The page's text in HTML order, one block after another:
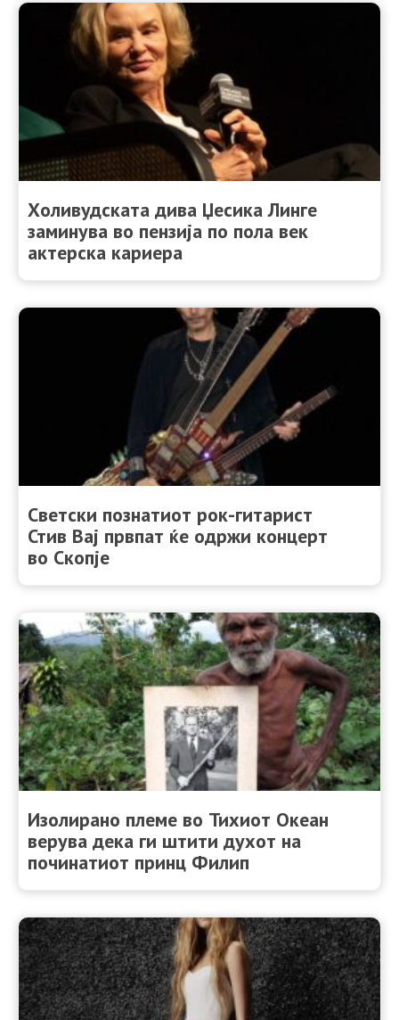
Холивудската дива Џесика Линге
заминува во пензија по пола век
актерска кариера
Светски познатиот рок-гитарист
Стив Вај првпат ќе одржи концерт
во Скопје
Изолирано племе во Тихиот Океан
верува дека ги штити духот на
починатиот принц Филип